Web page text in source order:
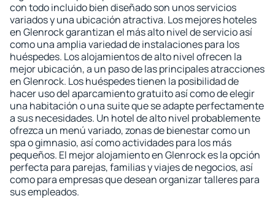
con todo incluido bien diseñado son unos servicios
variados y una ubicación atractiva. Los mejores hoteles
en Glenrock garantizan el más alto nivel de servicio así
como una amplia variedad de instalaciones para los
huéspedes. Los alojamientos de alto nivel ofrecen la
mejor ubicación, a un paso de las principales atracciones
en Glenrock. Los huéspedes tienen la posibilidad de
hacer uso del aparcamiento gratuito así como de elegir
una habitación o una suite que se adapte perfectamente
a sus necesidades. Un hotel de alto nivel probablemente
ofrezca un menú variado, zonas de bienestar como un
spa o gimnasio, así como actividades para los más
pequeños. El mejor alojamiento en Glenrock es la opción
perfecta para parejas, familias y viajes de negocios, así
como para empresas que desean organizar talleres para
sus empleados.